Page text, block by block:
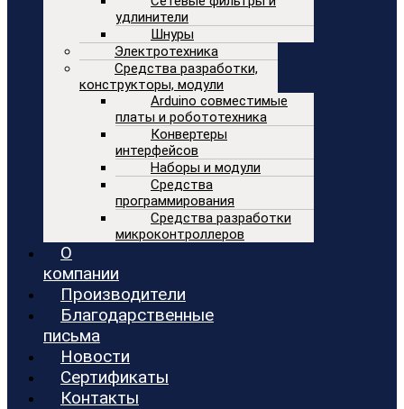
удлинители
Шнуры
Электротехника
Средства разработки,
конструкторы, модули
Arduino совместимые
платы и робототехника
Конвертеры
интерфейсов
Наборы и модули
Средства
программирования
Средства разработки
микроконтроллеров
О
компании
Производители
Благодарственные
письма
Новости
Сертификаты
Контакты